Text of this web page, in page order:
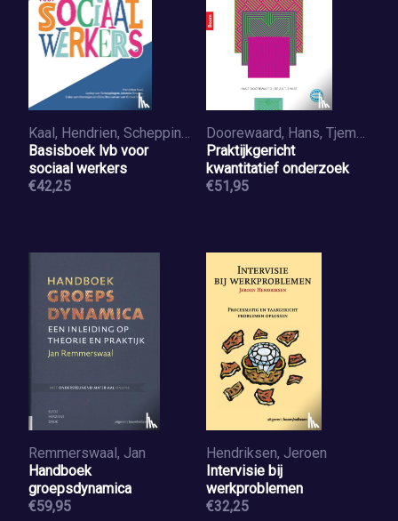
Kaal, Hendrien, Scheppingen, Lesley van, Douma, Jolanda, Oostaijen, Elske van, Bouwman-van Ginkel, Eline
Basisboek lvb voor
sociaal werkers
€42,25
Doorewaard, Hans, Tjemkes, Brian
Praktijkgericht
kwantitatief onderzoek
€51,95
Remmerswaal, Jan
Handboek
groepsdynamica
€59,95
Hendriksen, Jeroen
Intervisie bij
werkproblemen
€32,25